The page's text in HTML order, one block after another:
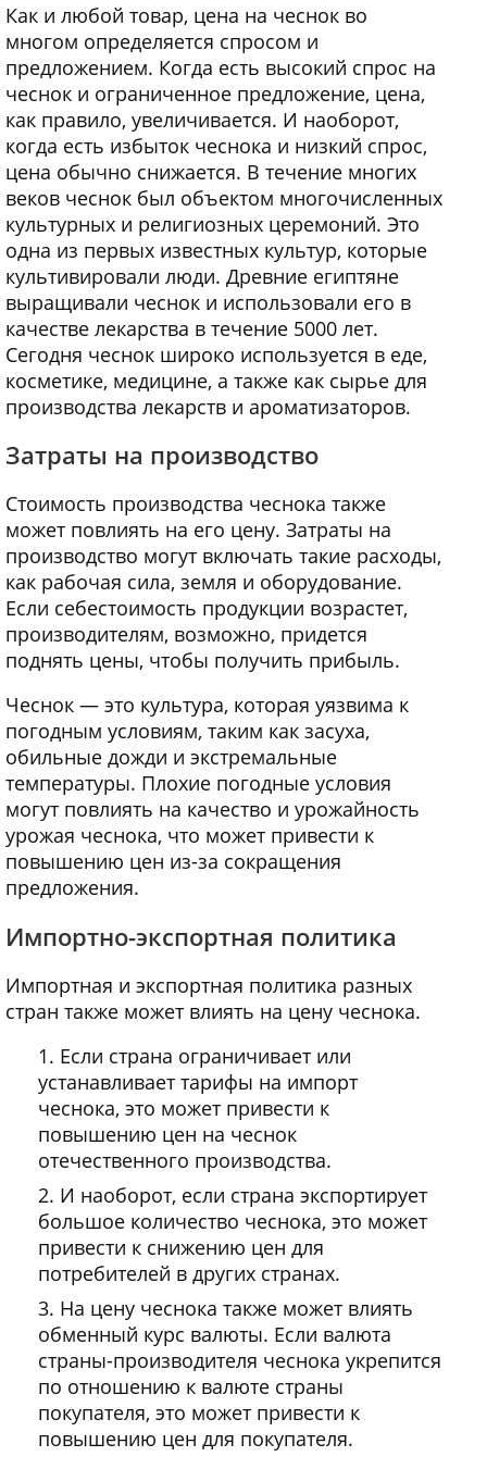
Как и любой товар, цена на чеснок во
многом определяется спросом и
предложением. Когда есть высокий спрос на
чеснок и ограниченное предложение, цена,
как правило, увеличивается. И наоборот,
когда есть избыток чеснока и низкий спрос,
цена обычно снижается. В течение многих
веков чеснок был объектом многочисленных
культурных и религиозных церемоний. Это
одна из первых известных культур, которые
культивировали люди. Древние египтяне
выращивали чеснок и использовали его в
качестве лекарства в течение 5000 лет.
Сегодня чеснок широко используется в еде,
косметике, медицине, а также как сырье для
производства лекарств и ароматизаторов.
Затраты на производство
Стоимость производства чеснока также
может повлиять на его цену. Затраты на
производство могут включать такие расходы,
как рабочая сила, земля и оборудование.
Если себестоимость продукции возрастет,
производителям, возможно, придется
поднять цены, чтобы получить прибыль.
Чеснок — это культура, которая уязвима к
погодным условиям, таким как засуха,
обильные дожди и экстремальные
температуры. Плохие погодные условия
могут повлиять на качество и урожайность
урожая чеснока, что может привести к
повышению цен из-за сокращения
предложения.
Импортно-экспортная политика
Импортная и экспортная политика разных
стран также может влиять на цену чеснока.
Если страна ограничивает или
устанавливает тарифы на импорт
чеснока, это может привести к
повышению цен на чеснок
отечественного производства.
И наоборот, если страна экспортирует
большое количество чеснока, это может
привести к снижению цен для
потребителей в других странах.
На цену чеснока также может влиять
обменный курс валюты. Если валюта
страны-производителя чеснока укрепится
по отношению к валюте страны
покупателя, это может привести к
повышению цен для покупателя.